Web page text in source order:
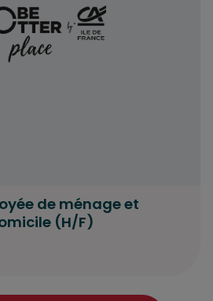
de ménage et
(H/F)